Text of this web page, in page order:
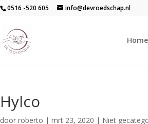
0516 -520 605 info@devroedschap.nl
Home
Hylco
doorroberto |mrt 23, 2020 | Niet